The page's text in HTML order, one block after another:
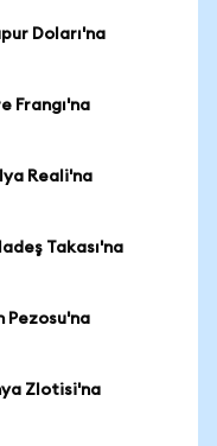
Doları'na
Frangı'na
Reali'na
Takası'na
Pezosu'na
Zlotisi'na